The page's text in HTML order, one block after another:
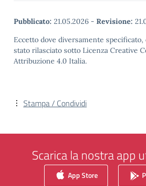
Pubblicato: 21.05.2026 - Revisione:
Eccetto dove diversamente
stato rilasciato sotto Licenza Creative
Attribuzione 4.0 Italia.
Stampa / Condividi
Scarica la nostra app
App Store